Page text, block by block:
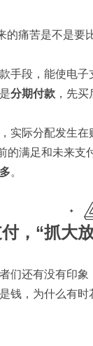
的痛苦是不是要
手段，能使电
分期付款 ，先买
实际分配发生
的满足和未来支
。
，“抓大
们还有没有印象
钱，为什么有时